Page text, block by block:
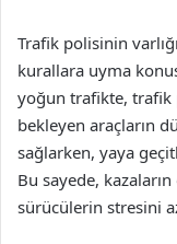
Trafik polisinin
kurallara uyma
yoğun trafikte, trafik
bekleyen araçların
sağlarken, yaya
Bu sayede,
sürücülerin stresini